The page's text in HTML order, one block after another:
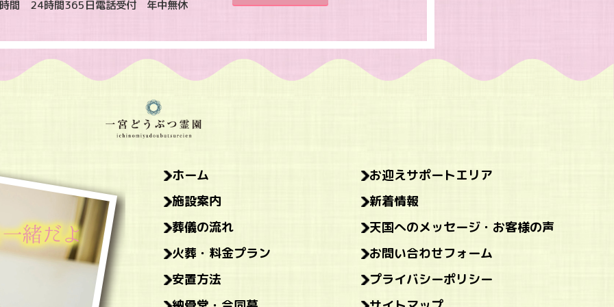
間 24時間365日電話受付 年中無休
ホーム
施設案内
葬儀の流れ
火葬・料金プラン
安置方法
お迎えサポートエリア
新着情報
天国へのメッセージ・お客様の声
お問い合わせフォーム
プライバシーポリシー